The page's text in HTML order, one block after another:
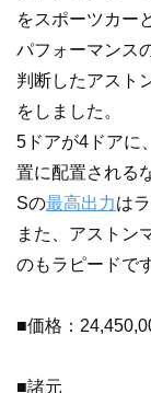
をスポーツカー
パフォーマンス
判断したアスト
をしました。
5ドアが4ドアに
置に配置される
Sの最高出力は
また、アストン
のもラピードで
■価格：
■諸元